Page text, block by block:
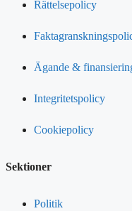
Rättelsepolicy
Ägande &
Integritetspolicy
Cookiepolicy
Sektioner
Politik